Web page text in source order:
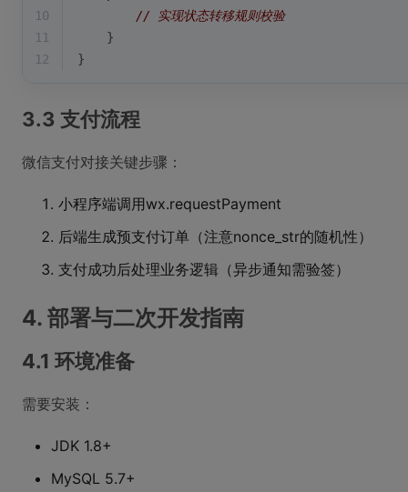
10
// 实现状态转移规则校验
11
    }
12
}
3.3 支付流程
微信支付对接关键步骤：
小程序端调用wx.requestPayment
后端生成预支付订单（注意nonce_str的随机性）
支付成功后处理业务逻辑（异步通知需验签）
4. 部署与二次开发指南
4.1 环境准备
需要安装：
JDK 1.8+
MySQL 5.7+